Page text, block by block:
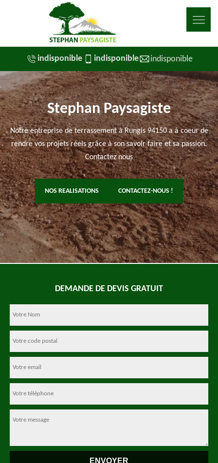
indisponible indisponible indisponible
Stephan Paysagiste
Notre entreprise de terrassement à Rungis 94150 a à coeur de
rendre vos projets réels grâce à son savoir faire et sa passion.
Contactez nous
NOS REALISATIONS CONTACTEZ-NOUS !
DEMANDE DE DEVIS GRATUIT